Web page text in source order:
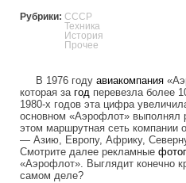
Рубрики: СССР
Техника
История
Прочее
В 1976 году авиакомпания
которая за год перевезла более
1980-х годов эта цифра
основном «Аэрофлот» выполнял
этом маршрутная сеть компании
— Азию, Европу, Африку,
Смотрите далее рекламные
«Аэрофлот». Выглядит конечно
самом деле?